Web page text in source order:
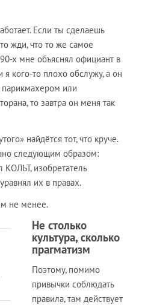
Если ты сделаешь
жди, что то же самое
х мне объяснял официант в
я кого-то плохо обслужу, а он
парикмахером или
то завтра он меня так
найдётся тот, что круче.
следующим образом:
изобретатель
их в правах.
не менее.
Не столько
культура, сколько
прагматизм
Поэтому, помимо
привычки соблюдать
правила, там действует